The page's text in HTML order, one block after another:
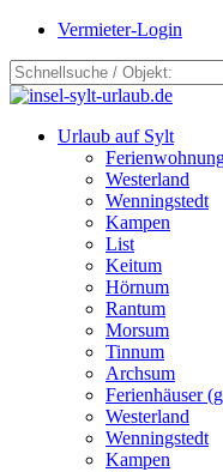
Vermieter-Login
Urlaub auf Sylt
Westerland
Wenningstedt
Kampen
List
Keitum
Hörnum
Rantum
Morsum
Tinnum
Archsum
Ferienhäuser
Westerland
Wenningstedt
Kampen